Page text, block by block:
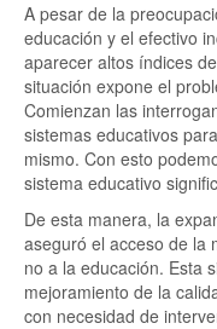
A pesar de la
educación y el efectivo
aparecer altos índices
situación expone el
Comienzan las
sistemas educativos
mismo. Con esto
sistema educativo
De esta manera, la
aseguró el acceso de la
no a la educación. Esta
mejoramiento de la
con necesidad de